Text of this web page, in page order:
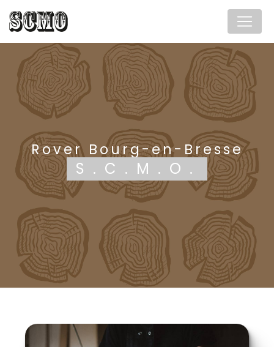
Rover Bourg-en-Bresse
S.C.M.O.